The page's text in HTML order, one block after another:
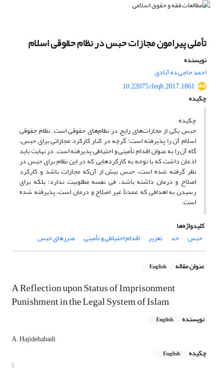
تأملی پیرامون مجازات حبس در نظام حقوقی اسلام
نویسنده
احمد حاجی ده آبادی
10.22075/feqh.2017.1861
چکیده
چکیده
حبس یکی از مجازات‌های رایج در نظام‌های حقوقی است. نظام حقوقی
اسلام آن را پذیرفته است؛ گرچه در کنار کارکرد مجازاتی برای حبس،
گاه آن را به عنوان اقدام تأمینی و احتیاطی پذیرفته است. در نهایت باید
اذعان داشت که با توجه به کارکردهایی که در این نظام برای حبس در
نظر گرفته شده است، حبس بیش از آن‌که مجازات باشد و کارکرد
اصلاح و درمان داشته باشد، فی نفسه مطلوبیت ندارد؛ بلکه برای
رسیدن به اهدافی که عمدتاً غیر اصلاح و درمان است، پذیرفته شده
است.
کلیدواژه‌ها
حبس
حد تعزیر اقدام احتیاطی و تأمینی ضررهای حبس
عنوان مقاله English
A Reflection upon Status of Imprisonment
Punishment in the Legal System of Islam
نویسنده English
A. Hajidehabadi
چکیده
English